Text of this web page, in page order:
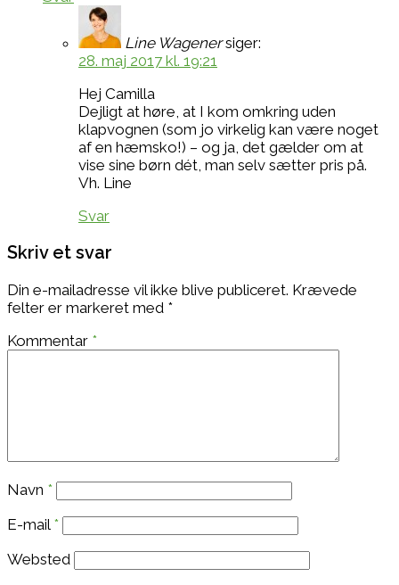
Line Wagener siger:
28. maj 2017 kl. 19:21
Hej Camilla
Dejligt at høre, at I kom omkring uden
klapvognen (som jo virkelig kan være noget
af en hæmsko!) – og ja, det gælder om at
vise sine børn dét, man selv sætter pris på.
Vh. Line
Svar
Skriv et svar
Din e-mailadresse vil ikke blive publiceret. Krævede
felter er markeret med *
Kommentar *
Navn *
E-mail *
Websted